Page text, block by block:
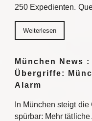
250 Expedienten.
Weiterlesen
München News
Übergriffe:
Alarm
In München steigt
spürbar: Mehr